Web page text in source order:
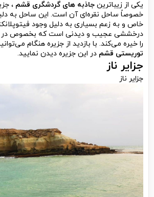
یکی از زیباترین جاذبه های گردشگری قشم ،
خصوصاً ساحل نقره‌ای آن است. این ساحل به
خاص و به زعم بسیاری به دلیل وجود
درخششی عجیب و دیدنی است که بخصوص در
را خیره می‌کند. با بازدید از جزیره هنگام
توریستی قشم در این جزیره دیدن نمایید.
جزایر ناز
جزایر ناز